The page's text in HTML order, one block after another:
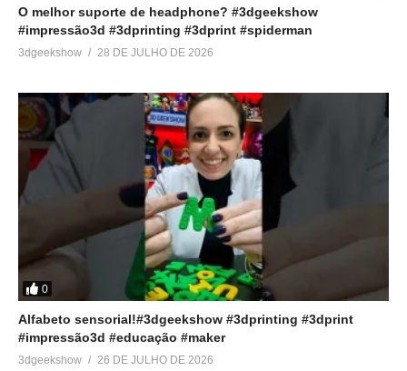
O melhor suporte de headphone? #3dgeekshow
#impressão3d #3dprinting #3dprint #spiderman
3dgeekshow 28 DE JULHO DE 2026
0
Alfabeto sensorial!#3dgeekshow #3dprinting #3dprint
#impressão3d #educação #maker
3dgeekshow 26 DE JULHO DE 2026